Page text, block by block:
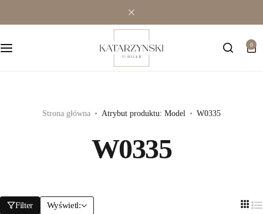
0
Strona główna Atrybut produktu: Model W0335
W0335
Filter Wyświetl:
Premium
Naszyjniki